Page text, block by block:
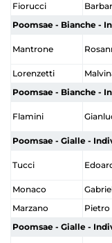
Fiorucci
Poomsae - Bianche -
Mantrone
Lorenzetti
Poomsae - Bianche -
Flamini
Poomsae - Gialle -
Tucci
Monaco
Marzano
Pietro
Poomsae - Gialle -